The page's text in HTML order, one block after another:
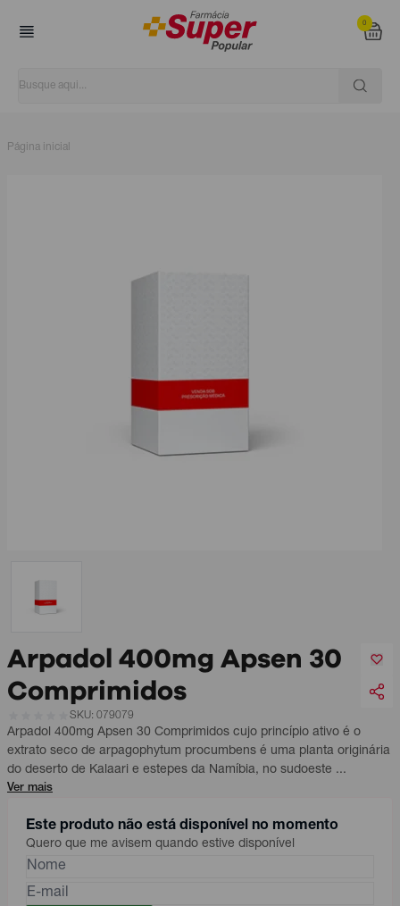
0
Página inicial
Arpadol 400mg Apsen 30
Comprimidos
SKU: 079079
Arpadol 400mg Apsen 30 Comprimidos cujo princípio ativo é o
extrato seco de arpagophytum procumbens é uma planta originária
do deserto de Kalaari e estepes da Namíbia, no sudoeste ...
Ver mais
Este produto não está disponível no momento
Quero que me avisem quando estive disponível